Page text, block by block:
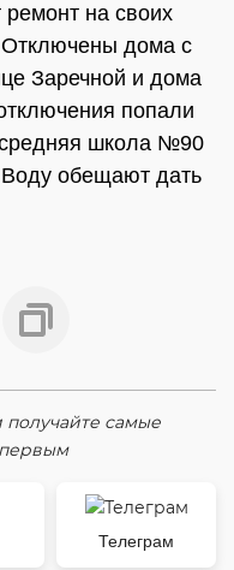
ремонт на своих
Отключены дома с
Заречной и дома
попали
школа №90
обещают дать
самые
Телеграм